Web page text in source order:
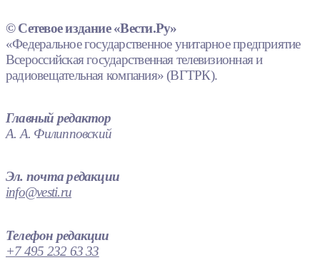
© Сетевое издание «Вести.Ру»
«Федеральное государственное унитарное предприятие
Всероссийская государственная телевизионная и
радиовещательная компания» (ВГТРК).
Главный редактор
А. А. Филипповский
Эл. почта редакции
info@vesti.ru
Телефон редакции
+7 495 232 63 33